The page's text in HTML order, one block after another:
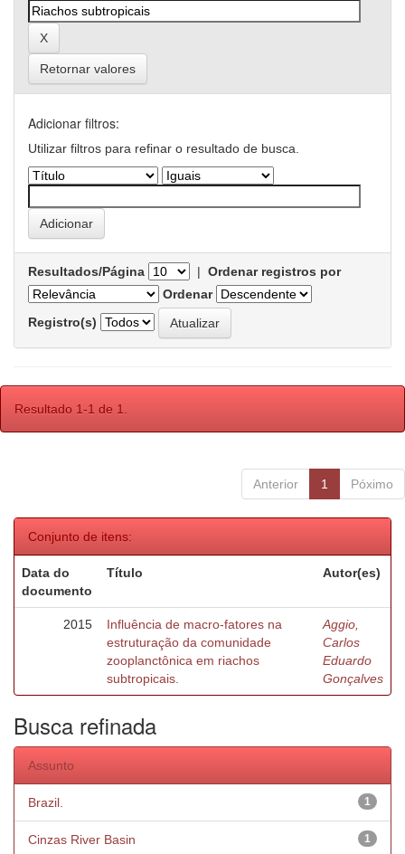
Retornar valores
Adicionar filtros:
Utilizar filtros para refinar o resultado de busca.
Resultados/Página | Ordenar registros por
Ordenar
Registro(s)
Resultado 1-1 de 1.
Anterior 1 Póximo
Conjunto de itens:
Data do
documento
Título Autor(es)
2015
Influência de macro-fatores na
estruturação da comunidade
zooplanctônica em riachos
subtropicais.
Aggio,
Carlos
Eduardo
Gonçalves
Busca refinada
Assunto
1
Brazil.
1
Cinzas River Basin